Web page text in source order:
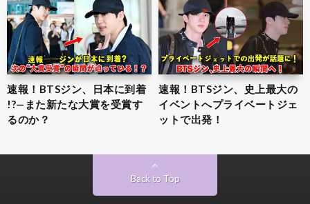
速報！BTSジン、日本に到着
!?—また新たな大賞を受賞す
るのか？
速報！BTSジン、史上最大の
イベントへプライベートジェ
ットで出発！
Back to Top